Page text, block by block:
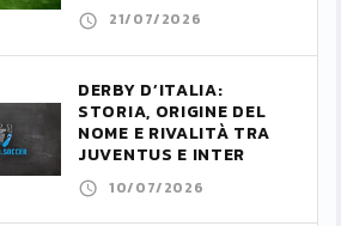
21/07/2026
DERBY D’ITALIA:
STORIA, ORIGINE DEL
NOME E RIVALITÀ TRA
JUVENTUS E INTER
10/07/2026